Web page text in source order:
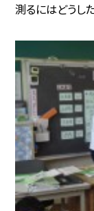
測るにはどうし